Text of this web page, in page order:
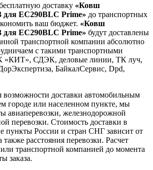
доставку «Ковш
для EC290BLC Prime» до транспортных
ваш бюджет. «Ковш
для EC290BLC Prime» будут доставлены
транспортной компании абсолютно
с такими транспортными
«КИТ», СДЭК, деловые линии, ТК луч,
БайкалСервис, Dpd,
возможности доставки автомобильным
городе или населенном пункте, мы
авиаперевозки, железнодорожной
перевозки. Стоимость доставки в
пункты России и стран СНГ зависит от
также расстояния перевозки. Расчет
транспортной компанией до момента
заказа.